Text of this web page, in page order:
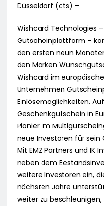
Düsseldorf (ots) –
Wishcard Technologies
Gutscheinplattform –
den ersten neun
den Marken
Wishcard im
Unternehmen
Einlösemöglichkeiten.
Geschenkgutschein in
Pionier im
neue Investoren für sein
Mit EMZ Partners und IK
neben dem
weitere Investoren ein,
nächsten Jahre
weiter zu